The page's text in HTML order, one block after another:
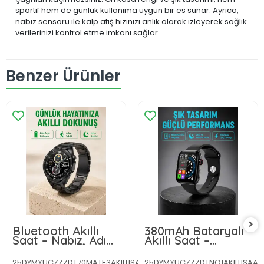
sportif hem de günlük kullanıma uygun bir es sunar. Ayrıca,
nabız sensörü ile kalp atış hızınızı anlık olarak izleyerek sağlık
verilerinizi kontrol etme imkanı sağlar.
Benzer Ürünler
Bluetooth Akıllı
Saat – Nabız, Adım
Sayar, Uyku Takibi
ve Spor Modlarıyla
380mAh Bataryalı
Akıllı Saat –
Arama, Bildirim,
AOD Ekran ve